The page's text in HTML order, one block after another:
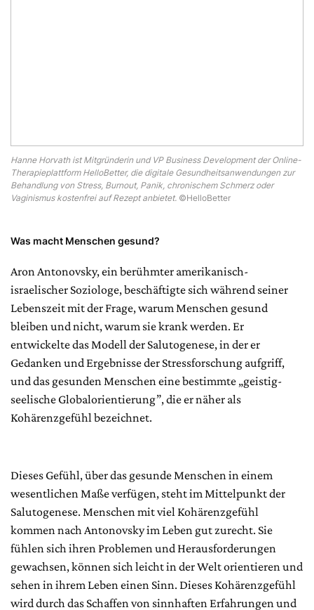
Hanne Horvath ist Mitgründerin und VP Business Development der Online-
Therapieplattform HelloBetter, die digitale Gesundheitsanwendungen zur
Behandlung von Stress, Burnout, Panik, chronischem Schmerz oder
Vaginismus kostenfrei auf Rezept anbietet. ©HelloBetter
Was macht Menschen gesund?
Aron Antonovsky, ein berühmter amerikanisch-
israelischer Soziologe, beschäftigte sich während seiner
Lebenszeit mit der Frage, warum Menschen gesund
bleiben und nicht, warum sie krank werden. Er
entwickelte das Modell der Salutogenese, in der er
Gedanken und Ergebnisse der Stressforschung aufgriff,
und das gesunden Menschen eine bestimmte „geistig-
seelische Globalorientierung”, die er näher als
Kohärenzgefühl bezeichnet.
Dieses Gefühl, über das gesunde Menschen in einem
wesentlichen Maße verfügen, steht im Mittelpunkt der
Salutogenese. Menschen mit viel Kohärenzgefühl
kommen nach Antonovsky im Leben gut zurecht. Sie
fühlen sich ihren Problemen und Herausforderungen
gewachsen, können sich leicht in der Welt orientieren und
sehen in ihrem Leben einen Sinn. Dieses Kohärenzgefühl
wird durch das Schaffen von sinnhaften Erfahrungen und